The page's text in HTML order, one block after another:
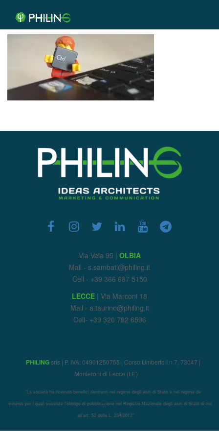
Via Vela 95 | OLBIA
Mail - s.sambati@philing.it
Cell - +39 366 687 5150
LECCE | Via Marconi 18
Mail - a.taurino@philing.it
Cell- +39 320 792 6596
PHILINGsrls | P. IVA: 04901250755 | Corso Umberto I n.7, 73047 |
Monteroni di Lecce (LE)
“La società ha ricevuto benefici rientranti nel regime degli aiuti di Stato e nel regime de
minimis per i quali sussiste l’obbligo di pubblicazione nel Registro Nazionale degli aiuti di Stato di cui
all’art. 52 della L. 234/2012″